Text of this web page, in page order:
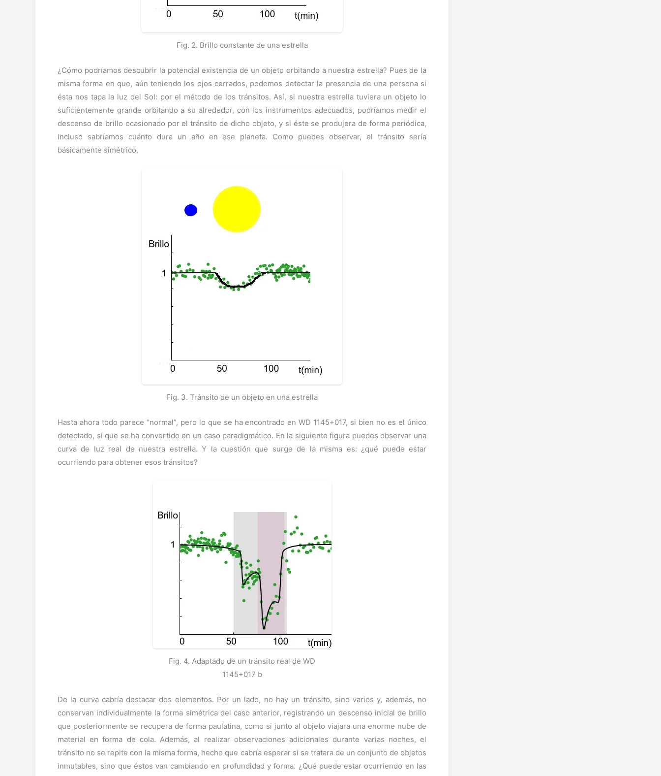
Fig. 2. Brillo constante de una estrella
¿Cómo podríamos descubrir la potencial existencia de un objeto orbitando a nuestra estrella? Pues de la
misma forma en que, aún teniendo los ojos cerrados, podemos detectar la presencia de una persona si
ésta nos tapa la luz del Sol: por el método de los tránsitos. Así, si nuestra estrella tuviera un objeto lo
suficientemente grande orbitando a su alrededor, con los instrumentos adecuados, podríamos medir el
descenso de brillo ocasionado por el tránsito de dicho objeto, y si éste se produjera de forma periódica,
incluso sabríamos cuánto dura un año en ese planeta. Como puedes observar, el tránsito sería
básicamente simétrico.
Fig. 3. Tránsito de un objeto en una estrella
Hasta ahora todo parece “normal”, pero lo que se ha encontrado en WD 1145+017, si bien no es el único
detectado, sí que se ha convertido en un caso paradigmático. En la siguiente figura puedes observar una
curva de luz real de nuestra estrella. Y la cuestión que surge de la misma es: ¿qué puede estar
ocurriendo para obtener esos tránsitos?
Fig. 4. Adaptado de un tránsito real de WD
1145+017 b
De la curva cabría destacar dos elementos. Por un lado, no hay un tránsito, sino varios y, además, no
conservan individualmente la forma simétrica del caso anterior, registrando un descenso inicial de brillo
que posteriormente se recupera de forma paulatina, como si junto al objeto viajara una enorme nube de
material en forma de cola. Además, al realizar observaciones adicionales durante varias noches, el
tránsito no se repite con la misma forma, hecho que cabría esperar si se tratara de un conjunto de objetos
inmutables, sino que éstos van cambiando en profundidad y forma. ¿Qué puede estar ocurriendo en las